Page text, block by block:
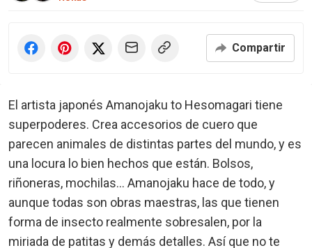
Compartir
El artista japonés Amanojaku to Hesomagari tiene
superpoderes. Crea accesorios de cuero que
parecen animales de distintas partes del mundo, y es
una locura lo bien hechos que están. Bolsos,
riñoneras, mochilas... Amanojaku hace de todo, y
aunque todas son obras maestras, las que tienen
forma de insecto realmente sobresalen, por la
miriada de patitas y demás detalles. Así que no te